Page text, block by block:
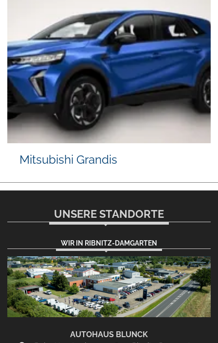
Mitsubishi Grandis
UNSERE STANDORTE
WIR IN RIBNITZ-DAMGARTEN
AUTOHAUS BLUNCK